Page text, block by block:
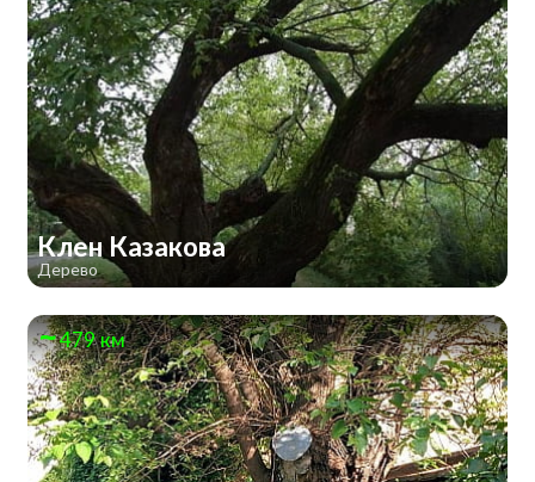
Клен Казакова
Дерево
479 км